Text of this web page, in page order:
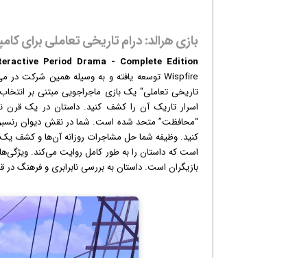
بازی هرالد: درام تاریخی تعاملی برای
Period Drama - Complete Edition
Wispfire توسعه یافته و به وسیله همین شرکت در می 2025 برای سیستم عامل مایکروسافت
اسرار تاریک آن را کشف کنید. داستان در یک قرن
“محافظت” متحد شده است. شما در نقش دیوان
است که داستان را به طور کامل روایت می‌کند.
بازیگران است. داستان به بررسی نابرابری و فرهنگ در